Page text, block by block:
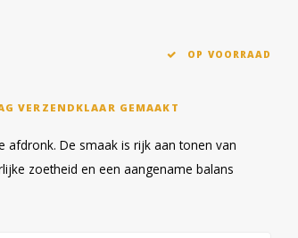
OP VOORRAAD
VERZENDKLAAR GEMAAKT
afdronk. De smaak is rijk aan tonen van
zoetheid en een aangename balans